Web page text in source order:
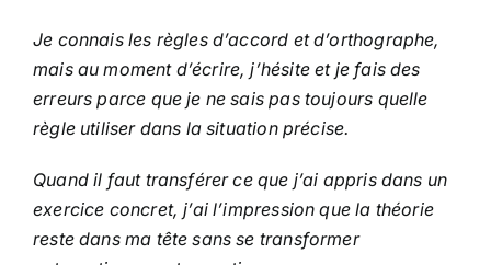
Je connais les règles d’accord et d’orthographe,
mais au moment d’écrire, j’hésite et je fais des
erreurs parce que je ne sais pas toujours quelle
règle utiliser dans la situation précise.
Quand il faut transférer ce que j’ai appris dans un
exercice concret, j’ai l’impression que la théorie
reste dans ma tête sans se transformer